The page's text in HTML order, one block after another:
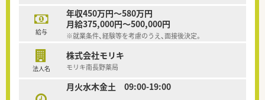
給与
年収450万円～580万円
月給375,000円～500,000円
※就業条件、経験等を考慮のうえ、面接後決定。
法人名
株式会社モリキ
モリキ南長野薬局
月火水木金土 09:00-19:00